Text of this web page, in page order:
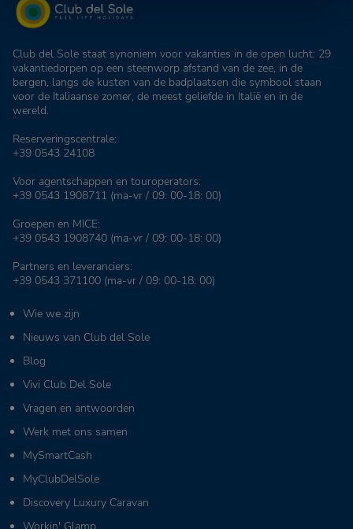
Club del Sole staat synoniem voor vakanties in de open lucht: 29
vakantiedorpen op een steenworp afstand van de zee, in de
bergen, langs de kusten van de badplaatsen die symbool staan
voor de Italiaanse zomer, de meest geliefde in Italië en in de
wereld.
Reserveringscentrale:
+39 0543 24108
Voor agentschappen en touroperators:
+39 0543 1908711 (ma-vr / 09: 00-18: 00)
Groepen en MICE:
+39 0543 1908740 (ma-vr / 09: 00-18: 00)
Partners en leveranciers:
+39 0543 371100 (ma-vr / 09: 00-18: 00)
Wie we zijn
Nieuws van Club del Sole
Blog
Vivi Club Del Sole
Vragen en antwoorden
Werk met ons samen
MySmartCash
MyClubDelSole
Discovery Luxury Caravan